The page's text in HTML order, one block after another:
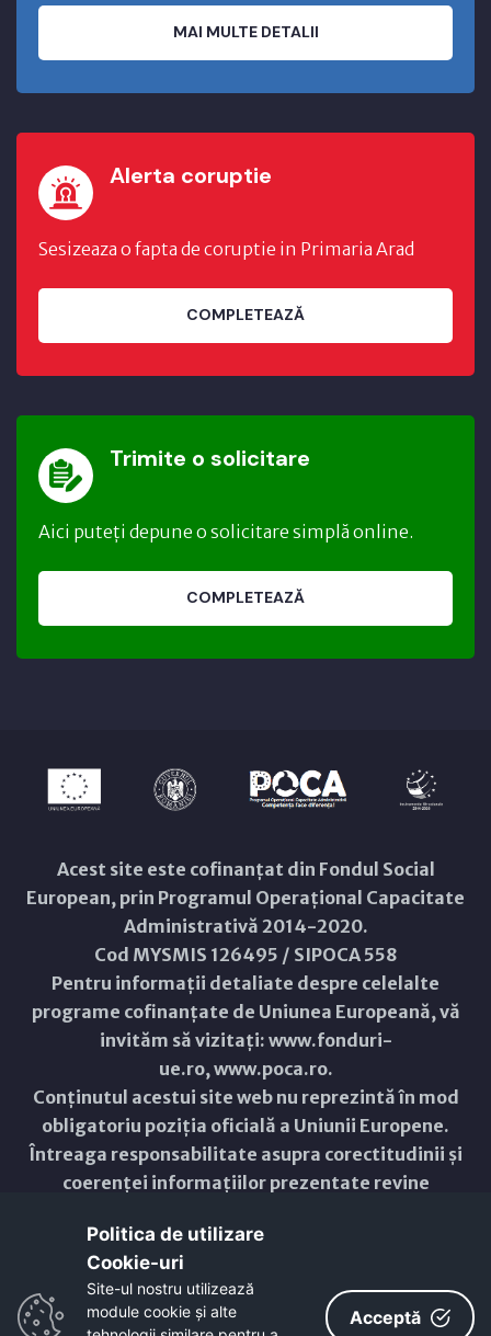
MAI MULTE DETALII
Alerta coruptie
Sesizeaza o fapta de coruptie in Primaria Arad
COMPLETEAZĂ
Trimite o solicitare
Aici puteți depune o solicitare simplă online.
COMPLETEAZĂ
Acest site este cofinanțat din Fondul Social
European, prin Programul Operațional Capacitate
Administrativă 2014-2020.
Cod MYSMIS 126495 / SIPOCA 558
Pentru informații detaliate despre celelalte
programe cofinanțate de Uniunea Europeană, vă
invităm să vizitați: www.fonduri-
ue.ro,www.poca.ro.
Conținutul acestui site web nu reprezintă în mod
obligatoriu poziția oficială a Uniunii Europene.
Întreaga responsabilitate asupra corectitudinii și
coerenței informațiilor prezentate revine
Copyright © 2021 - 2026 -
ResponsiveVoice
Non-Commercial License
Politica de utilizare
Cookie-uri‎
Site-ul nostru utilizează
module cookie și alte
Acceptă